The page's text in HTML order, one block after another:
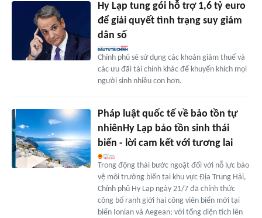
Hy Lạp tung gói hỗ trợ 1,6 tỷ euro
để giải quyết tình trạng suy giảm
dân số
Chính phủ sẽ sử dụng các khoản giảm thuế và
các ưu đãi tài chính khác để khuyến khích mọi
người sinh nhiều con hơn.
Pháp luật quốc tế về bảo tồn tự
nhiênHy Lạp bảo tồn sinh thái
biển - lời cam kết với tương lai
Trong động thái bước ngoặt đối với nỗ lực bảo
vệ môi trường biển tại khu vực Địa Trung Hải,
Chính phủ Hy Lạp ngày 21/7 đã chính thức
công bố ranh giới hai công viên biển mới tại
biển Ionian và Aegean; với tổng diện tích lên